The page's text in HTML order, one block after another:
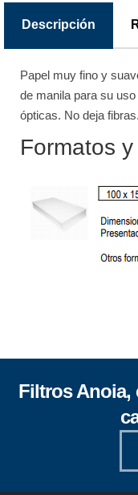
Descripción
Papel muy fino y
de manila para su
ópticas. No deja
Formatos
Filtros Anoia,